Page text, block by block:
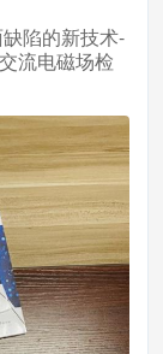
陷的新技术-
流电磁场检